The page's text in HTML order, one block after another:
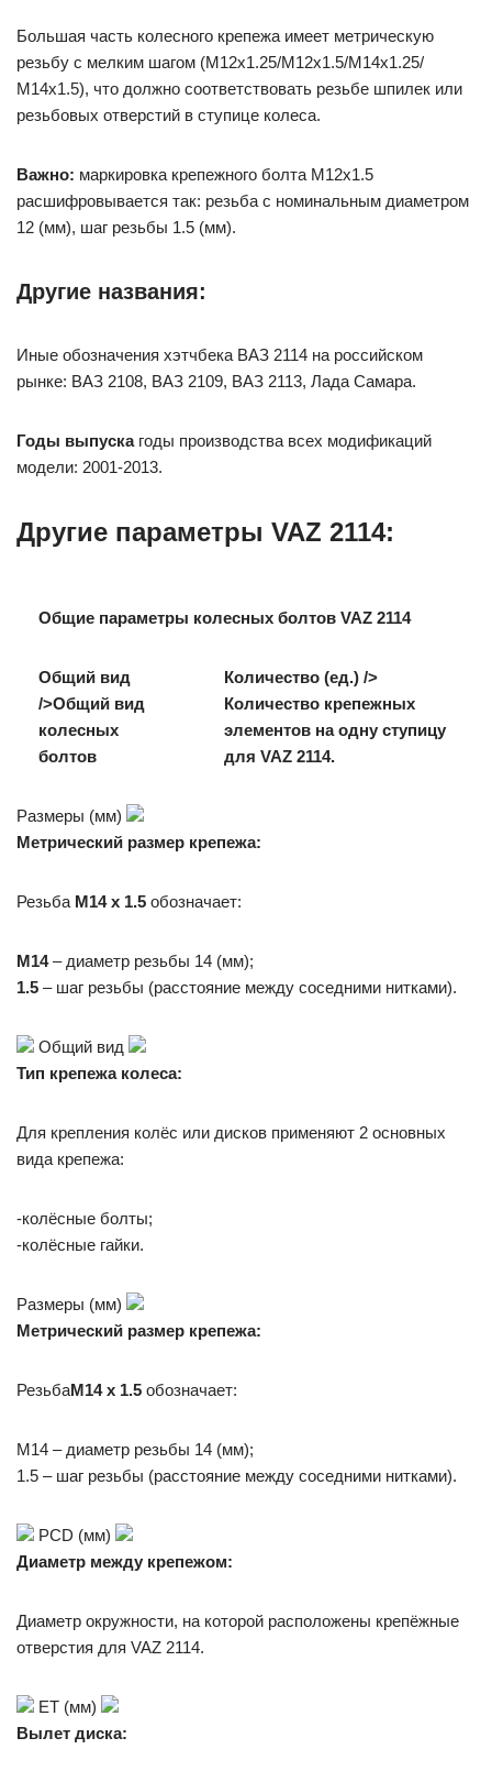
Большая часть колесного крепежа имеет метрическую
резьбу с мелким шагом (М12х1.25/М12х1.5/М14х1.25/
М14х1.5), что должно соответствовать резьбе шпилек или
резьбовых отверстий в ступице колеса.
Важно: маркировка крепежного болта М12х1.5
расшифровывается так: резьба с номинальным диаметром
12 (мм), шаг резьбы 1.5 (мм).
Другие названия:
Иные обозначения хэтчбека ВАЗ 2114 на российском
рынке: ВАЗ 2108, ВАЗ 2109, ВАЗ 2113, Лада Самара.
Годы выпускагоды производства всех модификаций
модели: 2001-2013.
Другие параметры VAZ 2114:
Общие параметры колесных болтов VAZ 2114
Общий вид
/>Общий вид
колесных
болтов
Количество (ед.) />
Количество крепежных
элементов на одну ступицу
для VAZ 2114.
Размеры (мм)
Метрический размер крепежа:
Резьба M14 x 1.5 обозначает:
M14– диаметр резьбы 14 (мм);
1.5 – шаг резьбы (расстояние между соседними нитками).
Общий вид
Тип крепежа колеса:
Для крепления колёс или дисков применяют 2 основных
вида крепежа:
-колёсные болты;
-колёсные гайки.
Размеры (мм)
Метрический размер крепежа:
РезьбаM14 x 1.5 обозначает:
M14 – диаметр резьбы 14 (мм);
1.5 – шаг резьбы (расстояние между соседними нитками).
PCD (мм)
Диаметр между крепежом:
Диаметр окружности, на которой расположены крепёжные
отверстия для VAZ 2114.
ET (мм)
Вылет диска: